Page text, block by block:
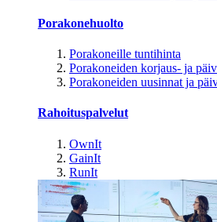
Porakonehuolto
Porakoneille tuntihinta
Porakoneiden korjaus- ja
Porakoneiden uusinnat ja
Rahoituspalvelut
OwnIt
GainIt
RunIt